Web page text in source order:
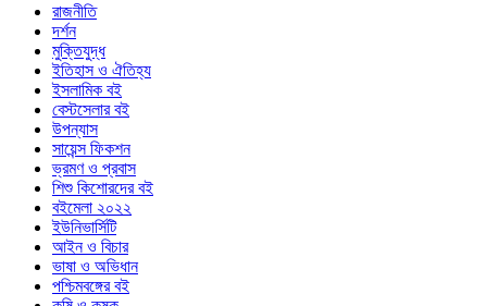
রাজনীতি
দর্শন
মুক্তিযুদ্ধ
ইতিহাস ও ঐতিহ্য
ইসলামিক বই
বেস্টসেলার বই
উপন্যাস
সায়েন্স ফিকশন
ভ্রমণ ও প্রবাস
শিশু কিশোরদের বই
বইমেলা ২০২২
ইউনিভার্সিটি
আইন ও বিচার
ভাষা ও অভিধান
পশ্চিমবঙ্গের বই